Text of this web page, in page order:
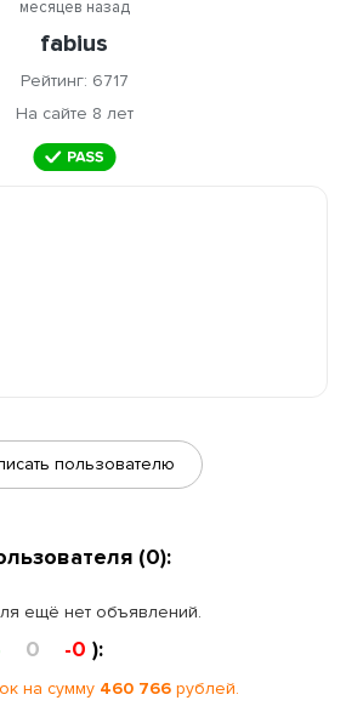
месяцев назад
fabius
Рейтинг: 6717
На сайте 8 лет
пользователю
(0):
ещё нет объявлений.
0 -0 ):
на сумму 460 766 рублей.